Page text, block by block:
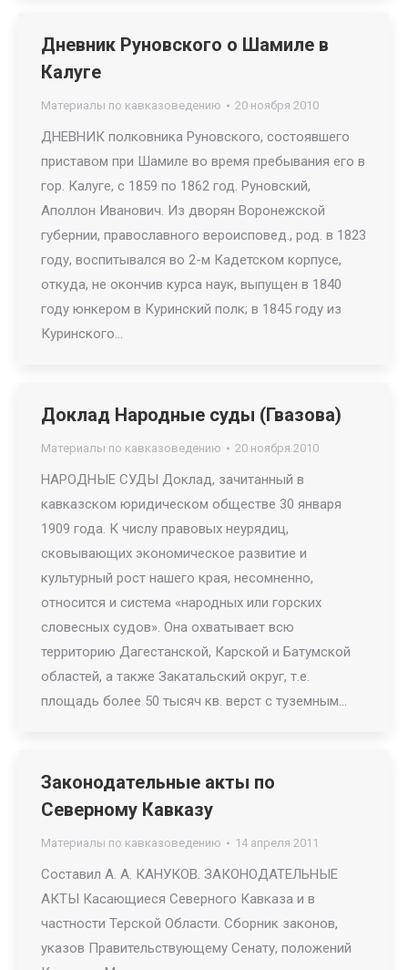
Дневник Руновского о Шамиле в
Калуге
Материалы по кавказоведению 20 ноября 2010
ДНЕВНИК полковника Руновского, состоявшего
приставом при Шамиле во время пребывания его в
гор. Калуге, с 1859 по 1862 год. Руновский,
Аполлон Иванович. Из дворян Воронежской
губернии, православного вероисповед., род. в 1823
году, воспитывался во 2-м Кадетском корпусе,
откуда, не окончив курса наук, выпущен в 1840
году юнкером в Куринский полк; в 1845 году из
Куринского…
Доклад Народные суды (Гвазова)
Материалы по кавказоведению 20 ноября 2010
НАРОДНЫЕ СУДЫ Доклад, зачитанный в
кавказском юридическом обществе 30 января
1909 года. К числу правовых неурядиц,
сковывающих экономическое развитие и
культурный рост нашего края, несомненно,
относится и система «народных или горских
словесных судов». Она охватывает всю
территорию Дагестанской, Карской и Батумской
областей, а также Закатальский округ, т.е.
площадь более 50 тысяч кв. верст с туземным…
Законодательные акты по
Северному Кавказу
Материалы по кавказоведению 14 апреля 2011
Составил А. А. КАНУКОВ. ЗАКОНОДАТЕЛЬНЫЕ
АКТЫ Касающиеся Северного Кавказа и в
частности Терской Области. Сборник законов,
указов Правительствующему Сенату, положений